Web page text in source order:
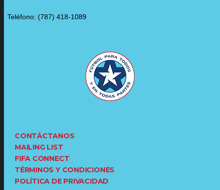
Teléfono: (787) 418-1089
CONTÁCTANOS
MAILING LIST
FIFA CONNECT
TÉRMINOS Y CONDICIONES
POLÍTICA DE PRIVACIDAD